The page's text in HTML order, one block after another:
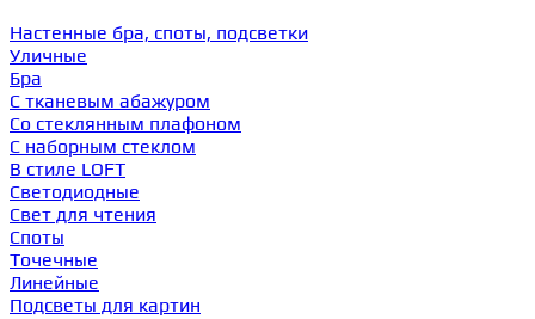
Настенные бра, споты, подсветки
Уличные
Бра
С тканевым абажуром
Со стеклянным плафоном
С наборным стеклом
В стиле LOFT
Светодиодные
Свет для чтения
Споты
Точечные
Линейные
Подсветы для картин